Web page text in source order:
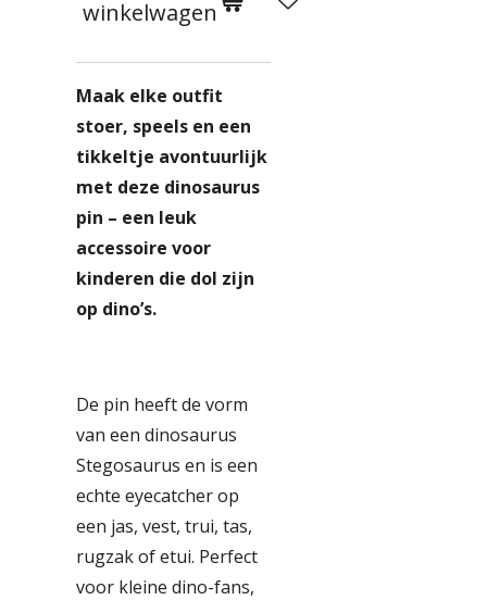
winkelwagen
Maak elke outfit
stoer, speels en een
tikkeltje avontuurlijk
met deze dinosaurus
pin – een leuk
accessoire voor
kinderen die dol zijn
op dino’s.
De pin heeft de vorm
van een dinosaurus
Stegosaurus en is een
echte eyecatcher op
een jas, vest, trui, tas,
rugzak of etui. Perfect
voor kleine dino-fans,